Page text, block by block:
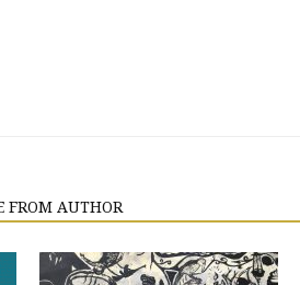
FROM AUTHOR